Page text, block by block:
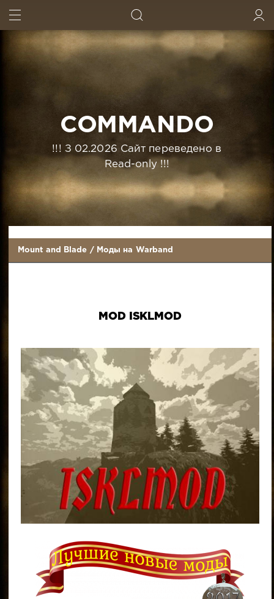
COMMANDO
!!! З 02.2026 Сайт переведено в
Read-only !!!
Mount and Blade / Моды на Warband
MOD ISKLMOD